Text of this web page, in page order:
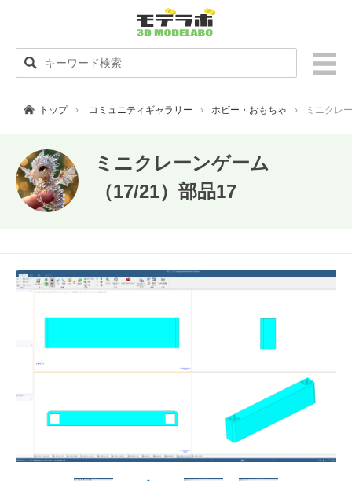
トップ コミュニティギャラリー ホビー・おもちゃ ミニクレ
ミニクレーンゲーム
（17/21）部品17